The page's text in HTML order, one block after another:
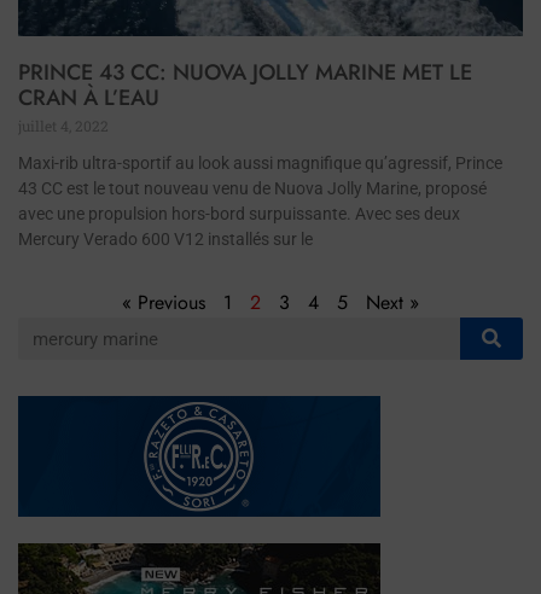
PRINCE 43 CC: NUOVA JOLLY MARINE MET LE
CRAN À L’EAU
juillet 4, 2022
Maxi-rib ultra-sportif au look aussi magnifique qu’agressif, Prince
43 CC est le tout nouveau venu de Nuova Jolly Marine, proposé
avec une propulsion hors-bord surpuissante. Avec ses deux
Mercury Verado 600 V12 installés sur le
« Previous 1 2 3 4 5 Next »